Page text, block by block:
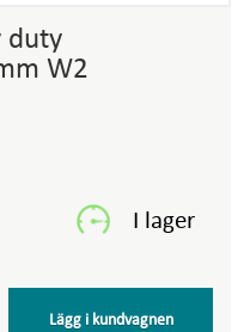
duty
W2
Lägg i kundvagnen